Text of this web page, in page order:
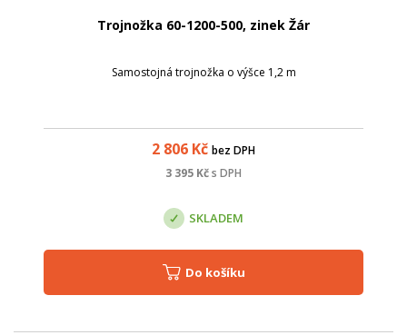
Trojnožka 60-1200-500, zinek Žár
Samostojná trojnožka o výšce 1,2 m
2 806 Kč bez DPH
3 395 Kčs DPH
SKLADEM
Do košíku